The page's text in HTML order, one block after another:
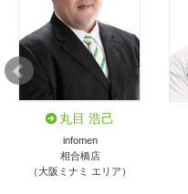
丸目 浩己
infomen
相合橋店
（大阪ミナミ エリア）